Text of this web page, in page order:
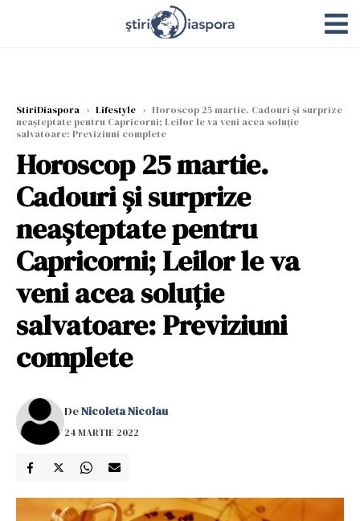
StiriDiaspora › Lifestyle › Horoscop 25 martie. Cadouri și surprize
neașteptate pentru Capricorni; Leilor le va veni acea soluție
salvatoare: Previziuni complete
Horoscop 25 martie.
Cadouri și surprize
neașteptate pentru
Capricorni; Leilor le va
veni acea soluție
salvatoare: Previziuni
complete
DeNicoleta Nicolau
24 MARTIE 2022